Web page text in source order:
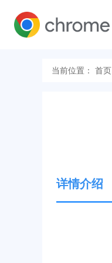
当前位置： 首页
详情介绍